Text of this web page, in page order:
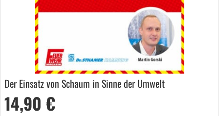
Der Einsatz von Schaum in Sinne der Umwelt
14,90 €